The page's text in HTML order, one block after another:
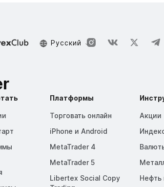
Русский
Платформы
Торговать онлайн
iPhone и Android
MetaTrader 4
MetaTrader 5
Libertex Social Copy
Акции
Нефть